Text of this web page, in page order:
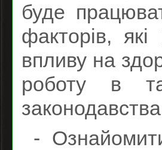
буде
факторів,
впливу на
роботу в
-